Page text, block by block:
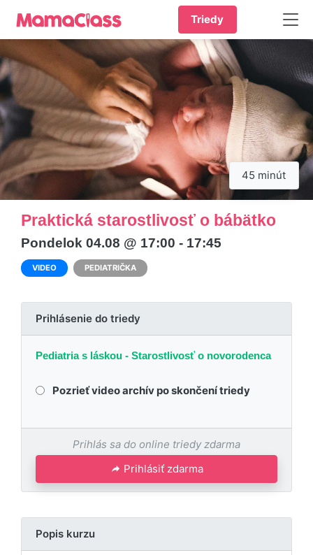
Triedy
45 minút
Praktická starostlivosť o bábätko
Pondelok 04.08 @ 17:00 - 17:45
VIDEO PEDIATRIČKA
Prihlásenie do triedy
Pediatria s láskou - Starostlivosť o novorodenca
Pozrieť video archív po skončení triedy
Prihlás sa do online triedy zdarma
Prihlásiť zdarma
Popis kurzu